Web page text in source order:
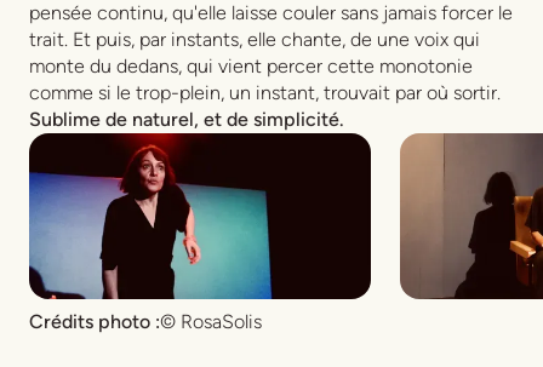
pensée continu, qu'elle laisse couler sans jamais forcer le
trait. Et puis, par instants, elle chante, de une voix qui
monte du dedans, qui vient percer cette monotonie
comme si le trop-plein, un instant, trouvait par où sortir.
Sublime de naturel, et de simplicité.
Crédits photo :© RosaSolis